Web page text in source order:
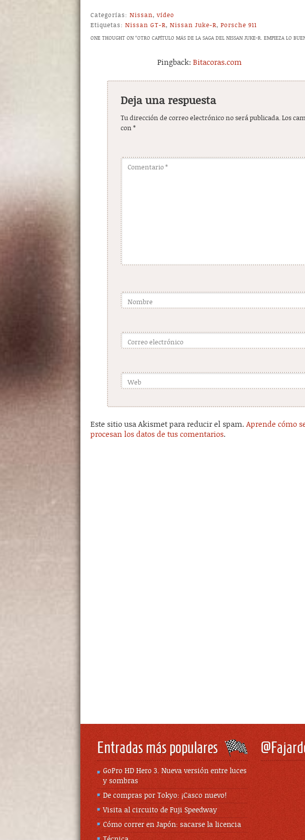
Categorías: Nissan, vídeo
Etiquetas: Nissan GT-R, Nissan Juke-R, Porsche 911
ONE THOUGHT ON “OTRO CAPÍTULO MÁS DE LA SAGA DEL NISSAN JUKE-R. EMPIEZA LO
Pingback:Bitacoras.com
Deja una respuesta
Tu dirección de correo electrónico no será publicada. Los
con *
Comentario *
Nombre
Correo electrónico
Web
Este sitio usa Akismet para reducir el spam. Aprende cómo
procesan los datos de tus comentarios.
Entradas más populares
GoPro HD Hero 3. Nueva versión entre luces
y sombras
De compras por Tokyo: ¡Casco nuevo!
Visita al circuito de Fuji Speedway
Cómo correr en Japón: sacarse la licencia